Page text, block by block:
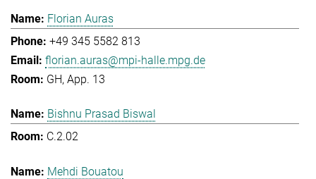
Florian Auras
+49 345 5582 813
florian.auras@mpi-halle.mpg.de
GH, App. 13
Bishnu Prasad Biswal
C.2.02
Mehdi Bouatou